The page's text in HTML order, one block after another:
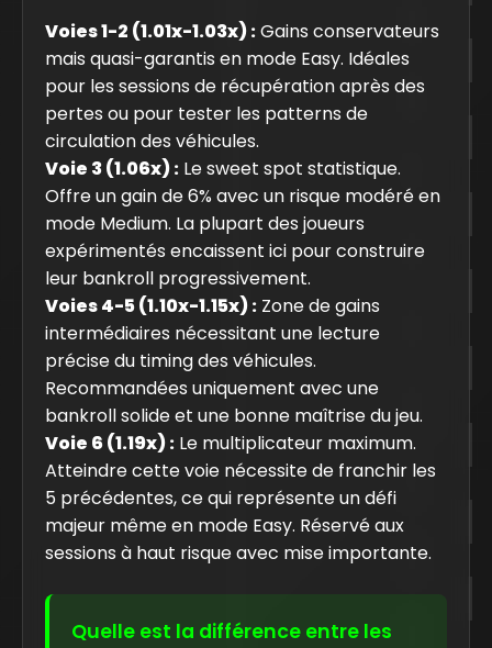
Voies 1-2 (1.01x-1.03x) :Gains conservateurs
mais quasi-garantis en mode Easy. Idéales
pour les sessions de récupération après des
pertes ou pour tester les patterns de
circulation des véhicules.
Voie 3 (1.06x) : Le sweet spot statistique.
Offre un gain de 6% avec un risque modéré en
mode Medium. La plupart des joueurs
expérimentés encaissent ici pour construire
leur bankroll progressivement.
Voies 4-5 (1.10x-1.15x) : Zone de gains
intermédiaires nécessitant une lecture
précise du timing des véhicules.
Recommandées uniquement avec une
bankroll solide et une bonne maîtrise du jeu.
Voie 6 (1.19x) : Le multiplicateur maximum.
Atteindre cette voie nécessite de franchir les
5 précédentes, ce qui représente un défi
majeur même en mode Easy. Réservé aux
sessions à haut risque avec mise importante.
Quelle est la différence entre les